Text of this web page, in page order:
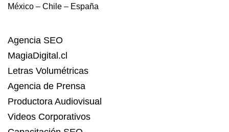
México – Chile – España
Agencia SEO
MagiaDigital.cl
Letras Volumétricas
Agencia de Prensa
Productora Audiovisual
Videos Corporativos